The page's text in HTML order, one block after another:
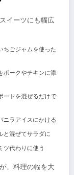
イーツにも幅広
ちごジャムを使った
ポークやチキンに添
ートを混ぜるだけで
ニラアイスにかける
と混ぜてサラダに
ツ代わりに使う
、料理の幅を大